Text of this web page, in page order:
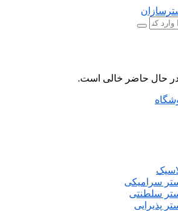
حال حاضر خالی است.
سرامیکی
سلطنتی
پذیرایی